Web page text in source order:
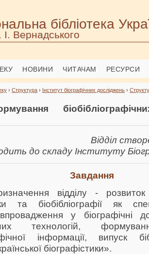
бібліотека
І. Вернадського
НОВИНИ ЧИТАЧАМ РЕСУРСИ
› Структура › Інститут біографічних досліджень ›
Відділ
до складу Інституту
Завдання
відділу -
та біобібліографії як
у біографічні
технологій,
інформації, випуск
біографістики».